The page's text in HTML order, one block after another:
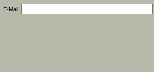
E-Mail: